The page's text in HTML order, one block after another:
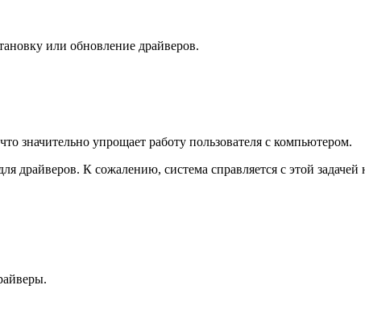
или обновление драйверов.
значительно упрощает работу пользователя с компьютером.
К сожалению, система справляется с этой задачей